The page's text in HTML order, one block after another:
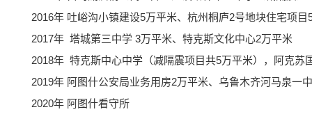
2016年 吐峪沟小镇建设5万平米、杭州桐庐2号地块住宅项目
2017年 塔城第三中学 3万平米、特克斯文化中心2万平米
2018年 特克斯中心中学（减隔震项目共5万平米），阿克
2019年 阿图什公安局业务用房2万平米、乌鲁木齐河马泉一
2020年 阿图什看守所